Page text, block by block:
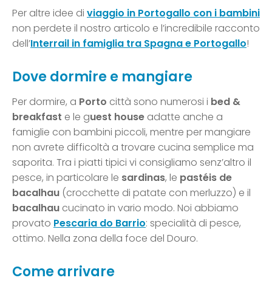
Per altre idee di viaggio in Portogallo con i bambini
non perdete il nostro articolo e l’incredibile racconto
dell’Interrail in famiglia tra Spagna e Portogallo!
Dove dormire e mangiare
Per dormire, a Porto città sono numerosi i bed &
breakfast e le guest house adatte anche a
famiglie con bambini piccoli, mentre per mangiare
non avrete difficoltà a trovare cucina semplice ma
saporita. Tra i piatti tipici vi consigliamo senz’altro il
pesce, in particolare le sardinas, le pastéis de
bacalhau (crocchette di patate con merluzzo) e il
bacalhau cucinato in vario modo. Noi abbiamo
provato Pescaria do Barrio: specialità di pesce,
ottimo. Nella zona della foce del Douro.
Come arrivare